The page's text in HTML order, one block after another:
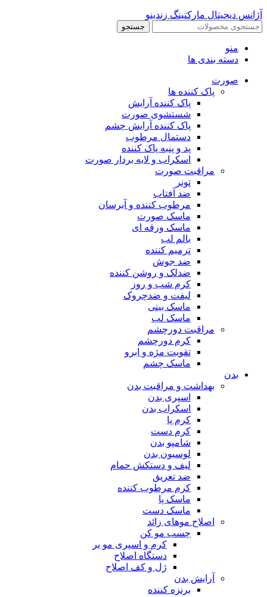
آژانس دیجیتال مارکتینگ زندینو
جستجو
منو
دسته بندی ها
صورت
پاک کننده ها
پاک کننده آرایش
شستشوی صورت
پاک کننده آرایش چشم
دستمال مرطوب
پد و پنبه پاک کننده
اسکراب و لایه بردار صورت
مراقبت صورت
تونر
ضد آفتاب
مرطوب کننده و آبرسان
ماسک صورت
ماسک ورقه ای
بالم لب
ترمیم کننده
ضد جوش
ضدلک و روشن کننده
کرم شب و روز
لیفت و ضدچروک
ماسک بینی
ماسک لب
مراقبت دورچشم
کرم دورچشم
تقویت مژه و ابرو
ماسک چشم
بدن
بهداشت و مراقبت بدن
اسپری بدن
اسکراب بدن
کرم پا
کرم دست
شامپو بدن
لوسیون بدن
لیف و دستکش حمام
ضد تعریق
کرم مرطوب کننده
ماسک پا
ماسک دست
اصلاح موهای زائد
چسب مو کن
کرم و اسپری مو بر
دستگاه اصلاح
ژل و کف اصلاح
آرایش بدن
برنزه کننده